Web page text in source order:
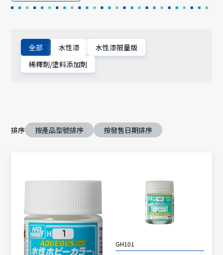
全部 水性漆
水性漆限量版
稀釋劑/塗料添加劑
排序 按產品型號排序 按發售日期排序
GH101